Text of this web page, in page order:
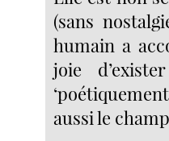
(sans
humain a
joie
aussi le